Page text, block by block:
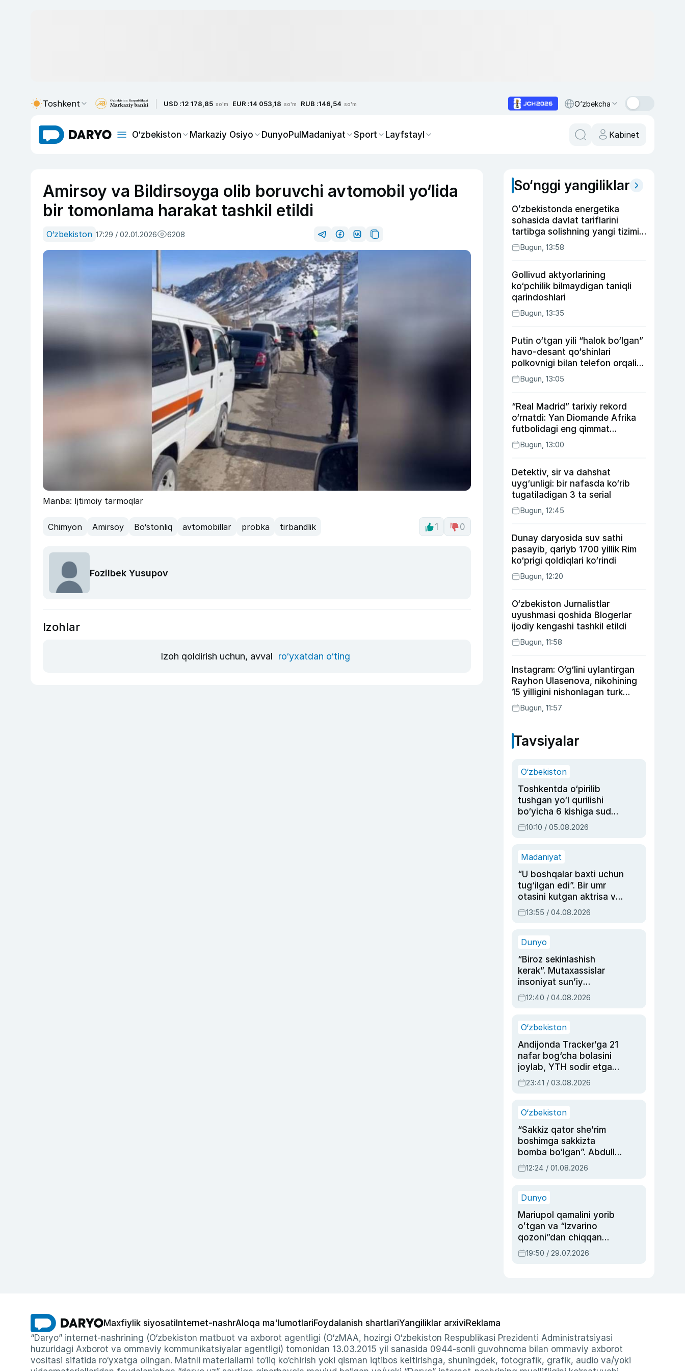
Toshkent USD :12 178,85 so'm EUR :14 053,18 so'm RUB :146,54 so'm O‘zbekcha
O‘zbekiston Markaziy Osiyo DunyoPulMadaniyat Sport Layfstayl Kabinet
Amirsoy va Bildirsoyga olib boruvchi avtomobil yo‘lida
bir tomonlama harakat tashkil etildi
O‘zbekiston 17:29 / 02.01.2026 6208
Manba: Ijtimoiy tarmoqlar
Chimyon Amirsoy Bo‘stonliq avtomobillar probka tirbandlik 1 0
Fozilbek Yusupov
Izohlar
Izoh qoldirish uchun, avval ro‘yxatdan o‘ting
So‘nggi yangiliklar
Oʻzbekistonda energetika
sohasida davlat tariflarini
tartibga solishning yangi tizimi
joriy etildi
Bugun, 13:58
Gollivud aktyorlarining
ko‘pchilik bilmaydigan taniqli
qarindoshlari
Bugun, 13:35
Putin o‘tgan yili “halok bo‘lgan”
havo-desant qo‘shinlari
polkovnigi bilan telefon orqali
suhbatlashdi
Bugun, 13:05
“Real Madrid” tarixiy rekord
o‘rnatdi: Yan Diomande Afrika
futbolidagi eng qimmat
transferga aylandi
Bugun, 13:00
Detektiv, sir va dahshat
uyg‘unligi: bir nafasda ko‘rib
tugatiladigan 3 ta serial
Bugun, 12:45
Dunay daryosida suv sathi
pasayib, qariyb 1700 yillik Rim
ko‘prigi qoldiqlari ko‘rindi
Bugun, 12:20
O‘zbekiston Jurnalistlar
uyushmasi qoshida Blogerlar
ijodiy kengashi tashkil etildi
Bugun, 11:58
Instagram: O‘g‘lini uylantirgan
Rayhon Ulasenova, nikohining
15 yilligini nishonlagan turk
aktyorlari va Kamelot qasriga
sayohat qilgan Zebo Rahimova
Bugun, 11:57
Tavsiyalar
O‘zbekiston
Toshkentda o‘pirilib
tushgan yo‘l qurilishi
bo‘yicha 6 kishiga sud
hukmi o‘qildi
10:10 / 05.08.2026
Madaniyat
“U boshqalar baxti uchun
tug‘ilgan edi”. Bir umr
otasini kutgan aktrisa va
dublyaj ustasi Rimma
Ahmedovaning
13:55 / 04.08.2026
Dunyo
“Biroz sekinlashish
kerak”. Mutaxassislar
insoniyat sun’iy
intellektni boshqara
olmay qolishidan xavotir
12:40 / 04.08.2026
O‘zbekiston
Andijonda Tracker’ga 21
nafar bog‘cha bolasini
joylab, YTH sodir etgan
ayolga sud hukmi o‘qildi
23:41 / 03.08.2026
O‘zbekiston
“Sakkiz qator she’rim
boshimga sakkizta
bomba bo‘lgan”. Abdulla
Oripovni siyosiy
ayblovlardan asrab
12:24 / 01.08.2026
Dunyo
Mariupol qamalini yorib
oʻtgan va “Izvarino
qozoni”dan chiqqan
qahramon — Ukraina
armiyasi bosh
19:50 / 29.07.2026
Maxfiylik siyosati Internet-nashrAloqa ma'lumotlariFoydalanish shartlariYangiliklar arxiviReklama
“Daryo” internet-nashrining (O‘zbekiston matbuot va axborot agentligi (O‘zMAA, hozirgi O‘zbekiston Respublikasi Prezidenti Administratsiyasi
huzuridagi Axborot va ommaviy kommunikatsiyalar agentligi) tomonidan 13.03.2015 yil sanasida 0944-sonli guvohnoma bilan ommaviy axborot
vositasi sifatida ro‘yxatga olingan. Matnli materiallarni to‘liq ko‘chirish yoki qisman iqtibos keltirishga, shuningdek, fotografik, grafik, audio va/yoki